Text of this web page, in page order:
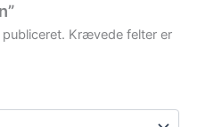
Krævede felter er